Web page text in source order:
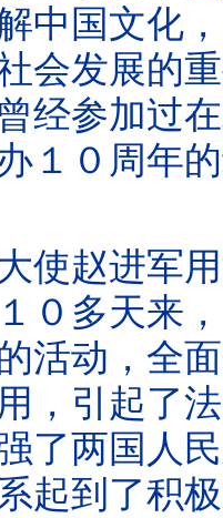
中国文化
会发展的
经参加过
１０周年
赵进军用
０多天来
活动，全
，引起了
了两国人
起到了积